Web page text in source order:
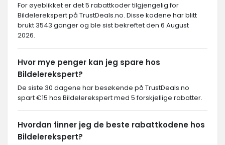
For øyeblikket er det 5 rabattkoder tilgjengelig for
Bildelerekspert på TrustDeals.no. Disse kodene har blitt
brukt 3543 ganger og ble sist bekreftet den 6 August
2026.
Hvor mye penger kan jeg spare hos
Bildelerekspert?
De siste 30 dagene har besøkende på TrustDeals.no
spart €15 hos Bildelerekspert med 5 forskjellige rabatter.
Hvordan finner jeg de beste rabattkodene hos
Bildelerekspert?